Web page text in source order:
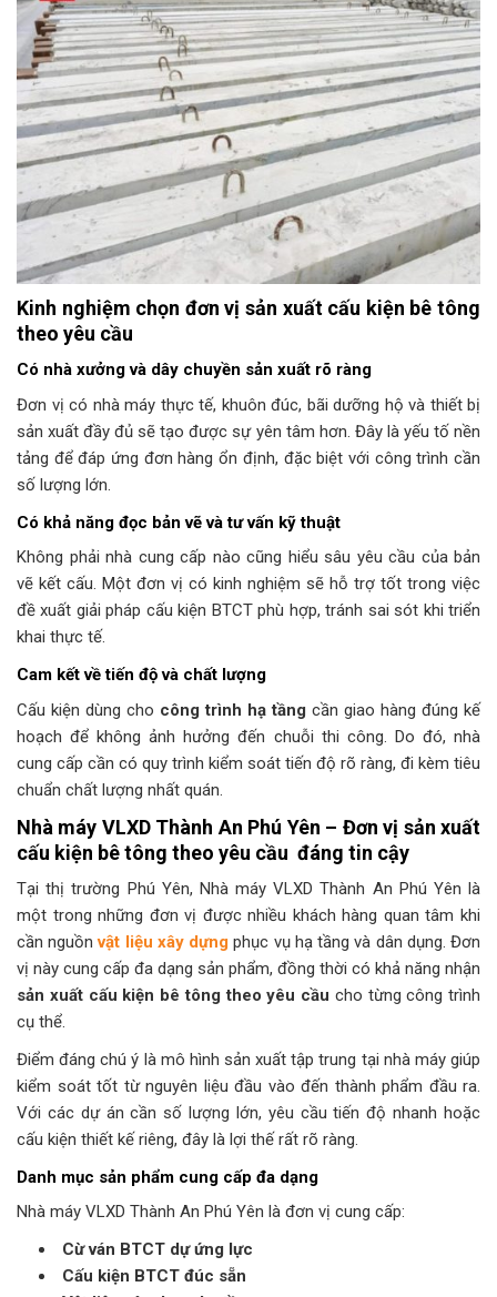
Kinh nghiệm chọn đơn vị sản xuất cấu kiện bê tông
theo yêu cầu
Có nhà xưởng và dây chuyền sản xuất rõ ràng
Đơn vị có nhà máy thực tế, khuôn đúc, bãi dưỡng hộ và thiết bị
sản xuất đầy đủ sẽ tạo được sự yên tâm hơn. Đây là yếu tố nền
tảng để đáp ứng đơn hàng ổn định, đặc biệt với công trình cần
số lượng lớn.
Có khả năng đọc bản vẽ và tư vấn kỹ thuật
Không phải nhà cung cấp nào cũng hiểu sâu yêu cầu của bản
vẽ kết cấu. Một đơn vị có kinh nghiệm sẽ hỗ trợ tốt trong việc
đề xuất giải pháp cấu kiện BTCT phù hợp, tránh sai sót khi triển
khai thực tế.
Cam kết về tiến độ và chất lượng
Cấu kiện dùng cho công trình hạ tầng cần giao hàng đúng kế
hoạch để không ảnh hưởng đến chuỗi thi công. Do đó, nhà
cung cấp cần có quy trình kiểm soát tiến độ rõ ràng, đi kèm tiêu
chuẩn chất lượng nhất quán.
Nhà máy VLXD Thành An Phú Yên – Đơn vị sản xuất
cấu kiện bê tông theo yêu cầu đáng tin cậy
Tại thị trường Phú Yên, Nhà máy VLXD Thành An Phú Yên là
một trong những đơn vị được nhiều khách hàng quan tâm khi
cần nguồnvật liệu xây dựng phục vụ hạ tầng và dân dụng. Đơn
vị này cung cấp đa dạng sản phẩm, đồng thời có khả năng nhận
sản xuất cấu kiện bê tông theo yêu cầu cho từng công trình
cụ thể.
Điểm đáng chú ý là mô hình sản xuất tập trung tại nhà máy giúp
kiểm soát tốt từ nguyên liệu đầu vào đến thành phẩm đầu ra.
Với các dự án cần số lượng lớn, yêu cầu tiến độ nhanh hoặc
cấu kiện thiết kế riêng, đây là lợi thế rất rõ ràng.
Danh mục sản phẩm cung cấp đa dạng
Nhà máy VLXD Thành An Phú Yên là đơn vị cung cấp:
Cừ ván BTCT dự ứng lực
Cấu kiện BTCT đúc sẵn